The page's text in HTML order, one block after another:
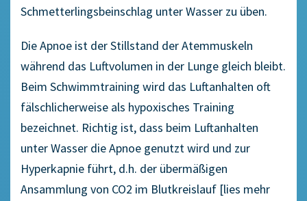
Schmetterlingsbeinschlag unter Wasser zu üben.
Die Apnoe ist der Stillstand der Atemmuskeln
während das Luftvolumen in der Lunge gleich bleibt.
Beim Schwimmtraining wird das Luftanhalten oft
fälschlicherweise als hypoxisches Training
bezeichnet. Richtig ist, dass beim Luftanhalten
unter Wasser die Apnoe genutzt wird und zur
Hyperkapnie führt, d.h. der übermäßigen
Ansammlung von CO2 im Blutkreislauf [lies mehr